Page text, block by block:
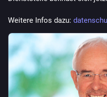
Weitere Infos dazu: